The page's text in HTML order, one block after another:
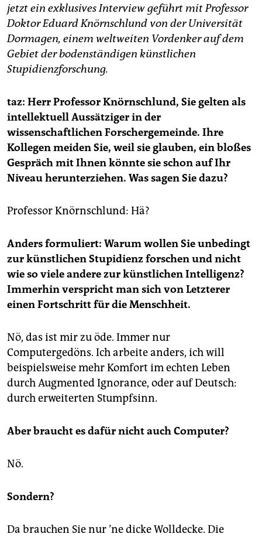
genossenschaft
epaper login
jetzt ein exklusives Interview geführt mit Professor
Doktor Eduard Knörnschlund von der Universität
Dormagen, einem weltweiten Vordenker auf dem
Gebiet der bodenständigen künstlichen
Stupidienzforschung.
taz: Herr Professor Knörnschlund, Sie gelten als
intellektuell Aussätziger in der
wissenschaftlichen Forschergemeinde. Ihre
Kollegen meiden Sie, weil sie glauben, ein bloßes
Gespräch mit Ihnen könnte sie schon auf Ihr
Niveau herunterziehen. Was sagen Sie dazu?
Professor Knörnschlund: Hä?
Anders formuliert: Warum wollen Sie unbedingt
zur künstlichen Stupidienz forschen und nicht
wie so viele andere zur künstlichen Intelligenz?
Immerhin verspricht man sich von Letzterer
einen Fortschritt für die Menschheit.
Nö, das ist mir zu öde. Immer nur
Computergedöns. Ich arbeite anders, ich will
beispielsweise mehr Komfort im echten Leben
durch Augmented Ignorance, oder auf Deutsch:
durch erweiterten Stumpfsinn.
Aber braucht es dafür nicht auch Computer?
Nö.
Sondern?
Da brauchen Sie nur ’ne dicke Wolldecke. Die